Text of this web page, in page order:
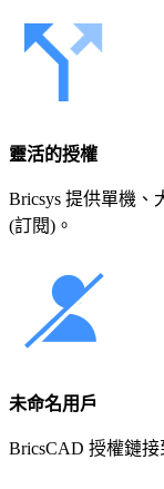
靈活的授權
Bricsys 提供單機、
(訂閱)。
未命名用戶
BricsCAD 授權鏈